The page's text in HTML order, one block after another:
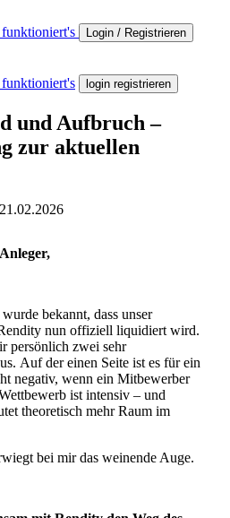
funktioniert's Login / Registrieren
funktioniert's login registrieren
und Aufbruch –
zur aktuellen
21.02.2026
bekannt, dass unser
nun offiziell liquidiert wird.
persönlich zwei sehr
Auf der einen Seite ist es für ein
negativ, wenn ein Mitbewerber
ist intensiv – und
theoretisch mehr Raum im
bei mir das weinende Auge.